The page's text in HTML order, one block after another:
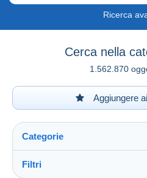
Ricerca
Cerca nella
1.562.870
Aggiungere
Categorie
Filtri